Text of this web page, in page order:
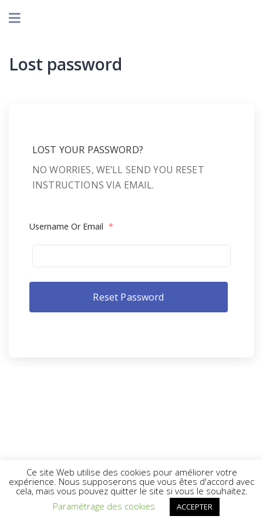
Lost password
LOST YOUR PASSWORD?
NO WORRIES, WE’LL SEND YOU RESET
INSTRUCTIONS VIA EMAIL.
Username Or Email *
Ce site Web utilise des cookies pour améliorer votre
expérience. Nous supposerons que vous êtes d'accord avec
cela, mais vous pouvez quitter le site si vous le souhaitez.
Paramétrage des cookies
ACCEPTER